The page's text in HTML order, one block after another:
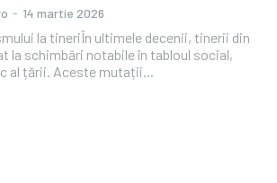
- 14 martie 2026
la tineriÎn ultimele decenii, tinerii din
la schimbări notabile în tabloul social,
al țării. Aceste mutații...